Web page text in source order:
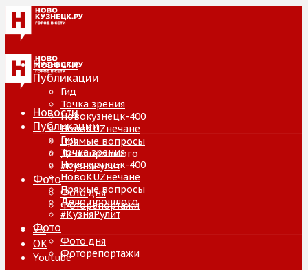
Новости
Публикации
Гид
Точка зрения
Новокузнецк-400
НовоKUZнечане
Прямые вопросы
Дело прошлого
#КузняРулит
Фото
Фото дня
Фоторепортажи
VK
ОК
Youtube
Новости
Публикации
Гид
Точка зрения
Новокузнецк-400
НовоKUZнечане
Прямые вопросы
Дело прошлого
#КузняРулит
Фото
Фото дня
Фоторепортажи